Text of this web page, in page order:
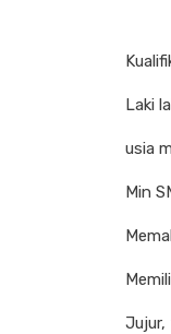
Laki
usia
Min
Jujur,